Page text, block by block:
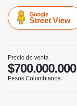
Google
Street View
Precio de venta
$700.000.000
Pesos Colombianos